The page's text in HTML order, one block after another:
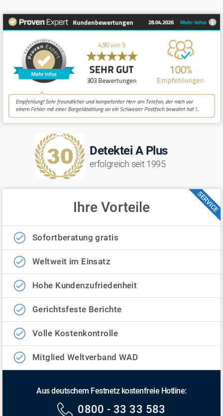
Detektei A Plus
erfolgreich seit 1995
SERVICE
Ihre Vorteile
Sofortberatung gratis
Weltweit im Einsatz
Hohe Kundenzufriedenheit
Gerichtsfeste Berichte
Volle Kostenkontrolle
Mitglied Weltverband WAD
Aus deutschem Festnetz kostenfreie Hotline:
0800 - 33 33 583